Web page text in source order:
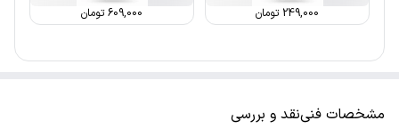
249,000 تومان 609,000تومان
مشخصات فنینقد و بررسی